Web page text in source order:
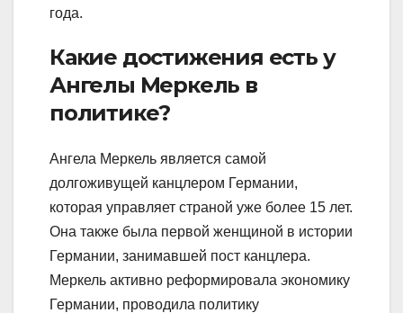
года.
Какие достижения есть у
Ангелы Меркель в
политике?
Ангела Меркель является самой
долгоживущей канцлером Германии,
которая управляет страной уже более 15 лет.
Она также была первой женщиной в истории
Германии, занимавшей пост канцлера.
Меркель активно реформировала экономику
Германии, проводила политику